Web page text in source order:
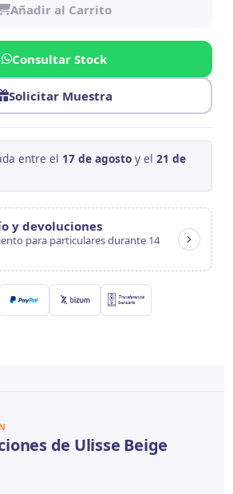
Añadir al Carrito
Solicitar Muestra
Consultar Stock
entre el 17 de agosto y el21 de
y devoluciones
para particulares durante 14
de Ulisse Beige